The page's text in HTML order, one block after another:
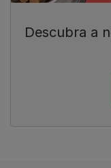
Descubra a